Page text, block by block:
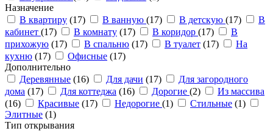
Назначение
В квартиру (17) В ванную (17) В детскую (17)
В
кабинет (17) В комнату (17) В коридор (17)
В
прихожую (17) В спальню (17) В туалет (17)
На
кухню (17) Офисные (17)
Дополнительно
Деревянные (16) Для дачи (17)
Для загородного
дома (17) Для коттеджа (16) Дорогие (2)
Из массива
(16)
Красивые (17) Недорогие (1) Стильные (1)
Элитные (1)
Тип открывания